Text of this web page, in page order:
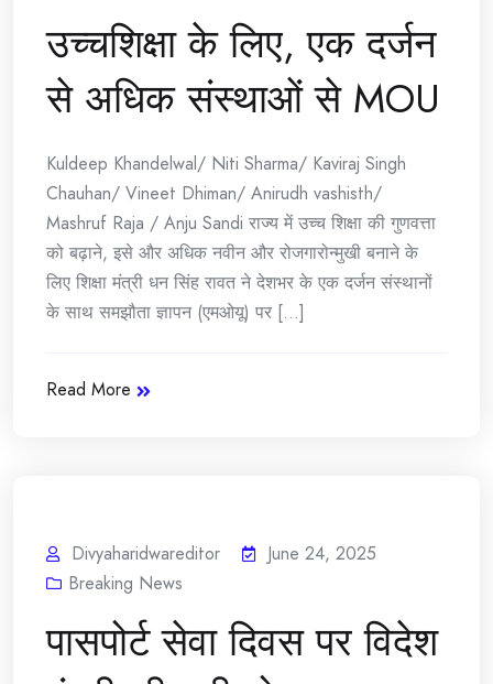
उच्चशिक्षा के लिए, एक दर्जन
से अधिक संस्थाओं से MOU
Kuldeep Khandelwal/ Niti Sharma/ Kaviraj Singh
Chauhan/ Vineet Dhiman/ Anirudh vashisth/
Mashruf Raja / Anju Sandi राज्य में उच्च शिक्षा की गुणवत्ता
को बढ़ाने, इसे और अधिक नवीन और रोजगारोन्मुखी बनाने के
लिए शिक्षा मंत्री धन सिंह रावत ने देशभर के एक दर्जन संस्थानों
के साथ समझौता ज्ञापन (एमओयू) पर [...]
Read More
Divyaharidwareditor
June 24, 2025
Breaking News
पासपोर्ट सेवा दिवस पर विदेश